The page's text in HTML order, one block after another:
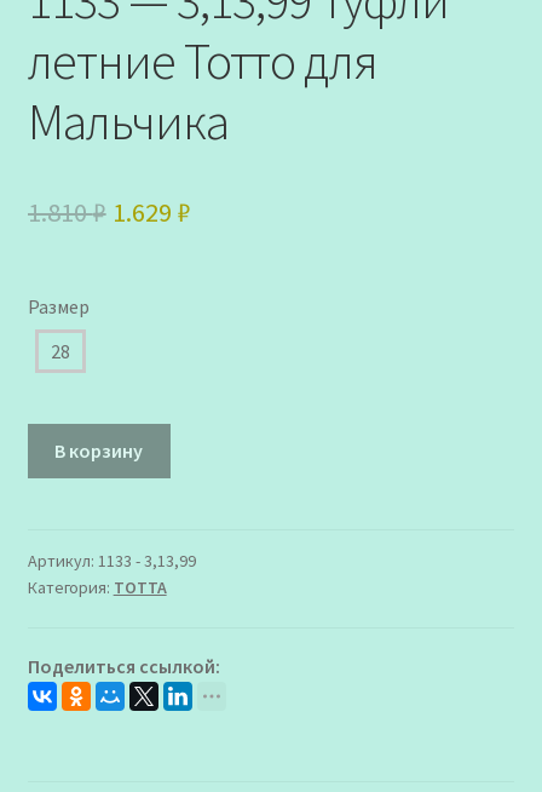
летние Тотто для
Мальчика
1.810₽ Первоначальная
1.629 ₽Текущая
Размер
28
3,13,99
Туфли
для
Мальчика
В корзину
Артикул: 1133 - 3,13,99
Категория: ТОТТА
Поделиться ссылкой: